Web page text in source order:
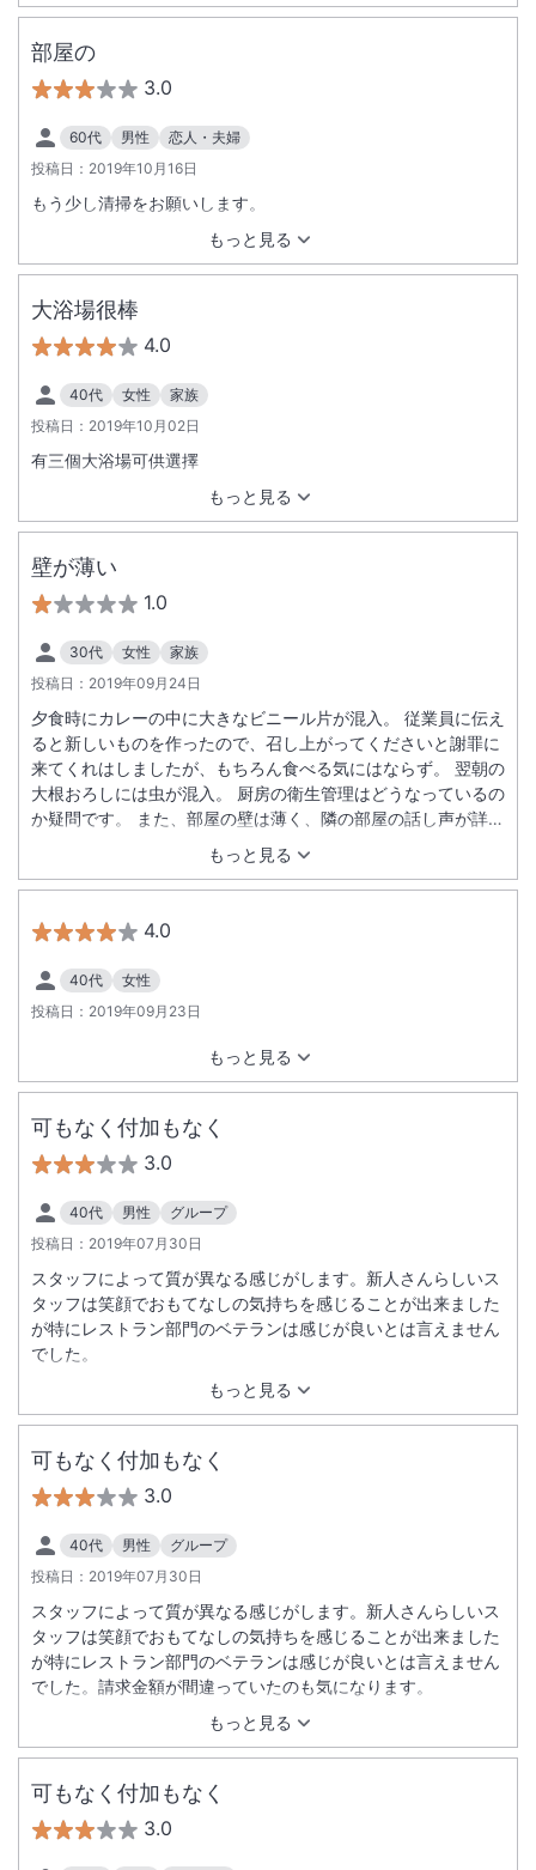
部屋の
3.0
60代 男性
恋人・夫婦
投稿日： 2019年10月16日
もっと見る
もう少し清掃をお願いします。
大浴場很棒
4.0
40代 女性
家族
投稿日： 2019年10月02日
もっと見る
有三個大浴場可供選擇
壁が薄い
1.0
30代 女性
家族
投稿日： 2019年09月24日
もっと見る
夕食時にカレーの中に大きなビニール片が混入。 従業員に伝え
ると新しいものを作ったので、召し上がってくださいと謝罪に
来てくれはしましたが、もちろん食べる気にはならず。 翌朝の
大根おろしには虫が混入。 厨房の衛生管理はどうなっているの
か疑問です。 また、部屋の壁は薄く、隣の部屋の話し声が詳細
に聞こえました。 夜中の２時まで話し声は聞こえてきており、
一緒に泊まった両親は「車で寝た方がよく眠れたね。」と言う
ほどでした。
4.0
40代
女性
投稿日： 2019年09月23日
もっと見る
可もなく付加もなく
3.0
40代 男性
グループ
投稿日： 2019年07月30日
もっと見る
スタッフによって質が異なる感じがします。新人さんらしいス
タッフは笑顔でおもてなしの気持ちを感じることが出来ました
が特にレストラン部門のベテランは感じが良いとは言えません
でした。
可もなく付加もなく
3.0
40代 男性
グループ
投稿日： 2019年07月30日
もっと見る
スタッフによって質が異なる感じがします。新人さんらしいス
タッフは笑顔でおもてなしの気持ちを感じることが出来ました
が特にレストラン部門のベテランは感じが良いとは言えません
でした。請求金額が間違っていたのも気になります。
可もなく付加もなく
3.0